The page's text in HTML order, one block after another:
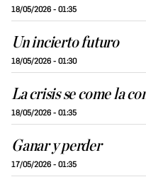
18/05/2026 - 01:35
Un incierto futuro
18/05/2026 - 01:30
La crisis se come la
18/05/2026 - 01:35
Ganar y perder
17/05/2026 - 01:35